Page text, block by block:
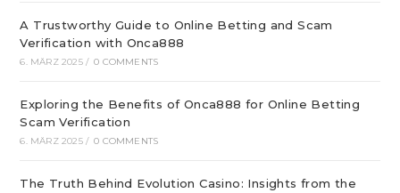
A Trustworthy Guide to Online Betting and Scam
Verification with Onca888
6. MÄRZ 2025 / 0 COMMENTS
Exploring the Benefits of Onca888 for Online Betting
Scam Verification
6. MÄRZ 2025 / 0 COMMENTS
The Truth Behind Evolution Casino: Insights from the